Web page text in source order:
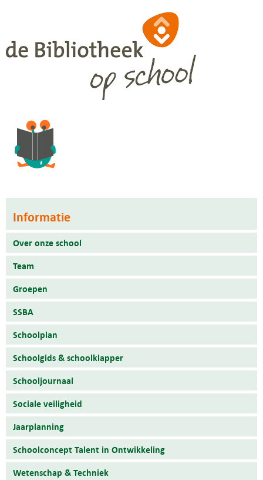
Informatie
Over onze school
Team
Groepen
SSBA
Schoolplan
Schoolgids & schoolklapper
Schooljournaal
Sociale veiligheid
Jaarplanning
Schoolconcept Talent in Ontwikkeling
Wetenschap & Techniek